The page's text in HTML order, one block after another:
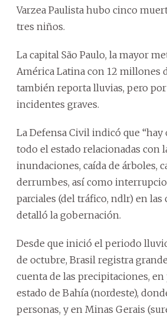
Varzea Paulista hubo cinco
tres niños.
La capital São Paulo, la mayor
América Latina con 12 millones
también reporta lluvias, pero
incidentes graves.
La Defensa Civil indicó que
todo el estado relacionadas con
inundaciones, caída de árboles,
derrumbes, así como
parciales (del tráfico, ndlr) en las
detalló la gobernación.
Desde que inició el periodo
de octubre, Brasil registra
cuenta de las precipitaciones,
estado de Bahía (nordeste),
personas, y en Minas Gerais